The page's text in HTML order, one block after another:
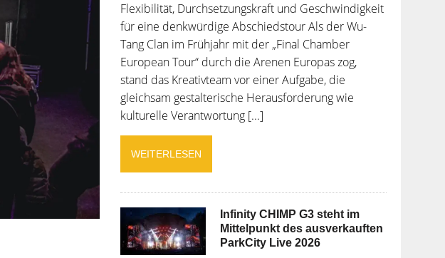
Flexibilität, Durchsetzungskraft und Geschwindigkeit
für eine denkwürdige Abschiedstour Als der Wu-
Tang Clan im Frühjahr mit der „Final Chamber
European Tour“ durch die Arenen Europas zog,
stand das Kreativteam vor einer Aufgabe, die
gleichsam gestalterische Herausforderung wie
kulturelle Verantwortung [...]
WEITERLESEN
Infinity CHIMP G3 steht im
Mittelpunkt des ausverkauften
ParkCity Live 2026